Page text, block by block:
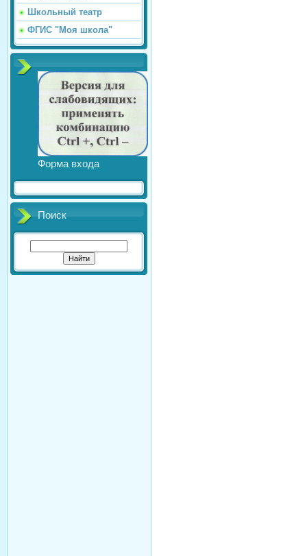
Школьный театр
ФГИС "Моя школа"
Форма входа
Поиск